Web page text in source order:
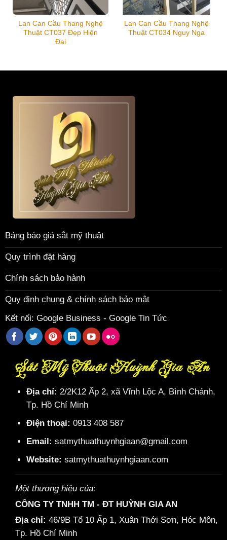
Lan Can Cầu Thang Nghệ
Thuật CT037 Đẹp Hiện
Đại
Lan Can Cầu Thang Nghệ
Thuật CT034 Nguy Nga
Bảng báo giá sắt mỹ thuật
Quy trình đặt hàng
Chính sách bảo hành
Quy định chung & chính sách bảo mật
Kết nối: Google Business - Google Tin Tức
Sắt Mỹ Thuật Huỳnh Gia An
Địa chỉ: 2/2K12 Ấp 2, xã Vĩnh Lộc A, Bình Chánh,
Tp. Hồ Chí Minh
Điện thoại: 0913 408 587
Email: satmythuathuynhgiaan@gmail.com
Website: satmythuathuynhgiaan.com
Một thương hiệu của:
CÔNG TY TNHH TM - ĐT HUỲNH GIA AN
Địa chỉ: 46/9B Tổ 10 Ấp 1, Xuân Thới Sơn, Hóc Môn,
Tp. Hồ Chí Minh